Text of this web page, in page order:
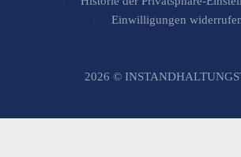
Einwilligungen
2026 ©